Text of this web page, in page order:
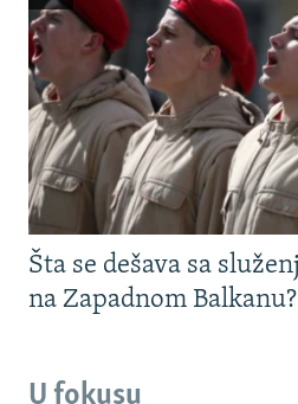
Šta se dešava sa
na Zapadnom Balkanu?
U fokusu